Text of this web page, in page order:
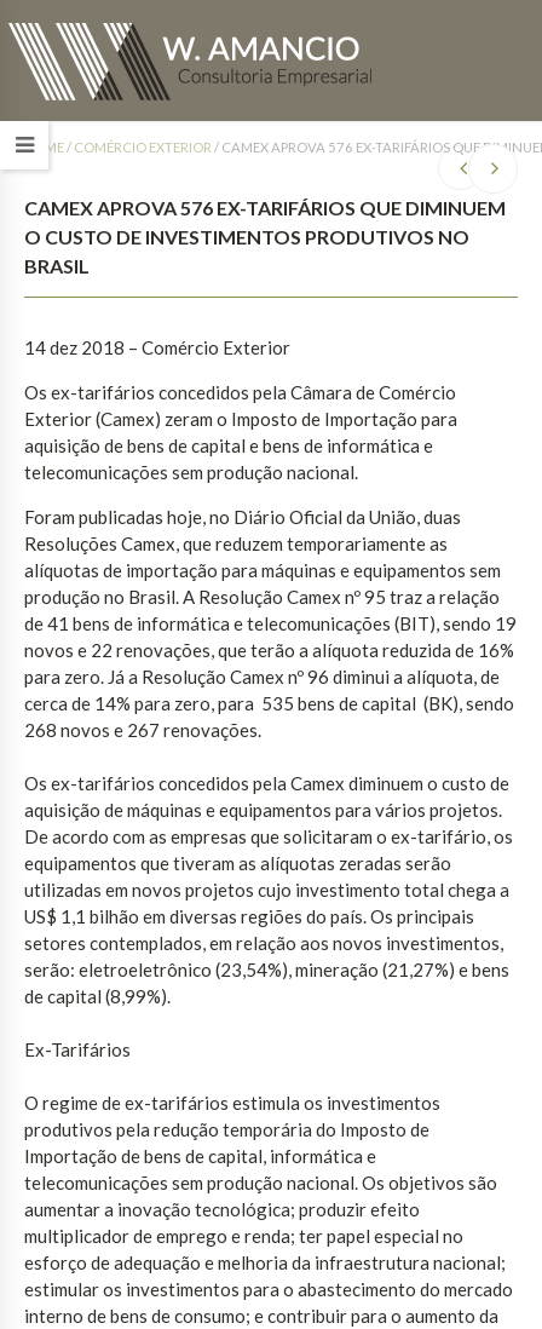
HOME/ COMÉRCIO EXTERIOR / CAMEX APROVA 576 EX-TARIFÁRIOS QUE
CAMEX APROVA 576 EX-TARIFÁRIOS QUE DIMINUEM
O CUSTO DE INVESTIMENTOS PRODUTIVOS NO
BRASIL
14 dez 2018 – Comércio Exterior
Os ex-tarifários concedidos pela Câmara de Comércio
Exterior (Camex) zeram o Imposto de Importação para
aquisição de bens de capital e bens de informática e
telecomunicações sem produção nacional.
Foram publicadas hoje, no Diário Oficial da União, duas
Resoluções Camex, que reduzem temporariamente as
alíquotas de importação para máquinas e equipamentos sem
produção no Brasil. A Resolução Camex nº 95 traz a relação
de 41 bens de informática e telecomunicações (BIT), sendo 19
novos e 22 renovações, que terão a alíquota reduzida de 16%
para zero. Já a Resolução Camex nº 96 diminui a alíquota, de
cerca de 14% para zero, para 535 bens de capital (BK), sendo
268 novos e 267 renovações.
Os ex-tarifários concedidos pela Camex diminuem o custo de
aquisição de máquinas e equipamentos para vários projetos.
De acordo com as empresas que solicitaram o ex-tarifário, os
equipamentos que tiveram as alíquotas zeradas serão
utilizadas em novos projetos cujo investimento total chega a
US$ 1,1 bilhão em diversas regiões do país. Os principais
setores contemplados, em relação aos novos investimentos,
serão: eletroeletrônico (23,54%), mineração (21,27%) e bens
de capital (8,99%).
Ex-Tarifários
O regime de ex-tarifários estimula os investimentos
produtivos pela redução temporária do Imposto de
Importação de bens de capital, informática e
telecomunicações sem produção nacional. Os objetivos são
aumentar a inovação tecnológica; produzir efeito
multiplicador de emprego e renda; ter papel especial no
esforço de adequação e melhoria da infraestrutura nacional;
estimular os investimentos para o abastecimento do mercado
interno de bens de consumo; e contribuir para o aumento da